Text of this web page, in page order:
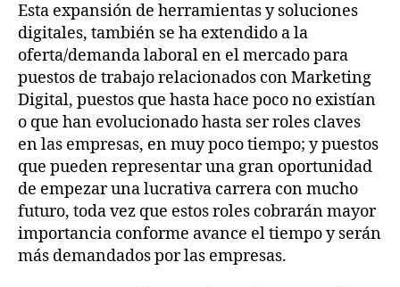
Esta expansión de herramientas y soluciones
digitales, también se ha extendido a la
oferta/demanda laboral en el mercado para
puestos de trabajo relacionados con Marketing
Digital, puestos que hasta hace poco no existían
o que han evolucionado hasta ser roles claves
en las empresas, en muy poco tiempo; y puestos
que pueden representar una gran oportunidad
de empezar una lucrativa carrera con mucho
futuro, toda vez que estos roles cobrarán mayor
importancia conforme avance el tiempo y serán
más demandados por las empresas.